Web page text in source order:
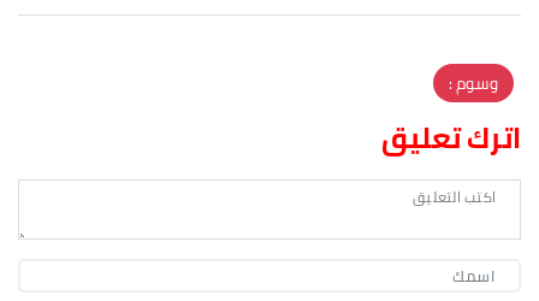
وسوم :
اترك تعليق